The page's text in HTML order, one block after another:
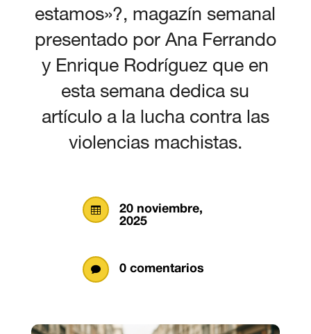
estamos»?, magazín semanal
presentado por Ana Ferrando
y Enrique Rodríguez que en
esta semana dedica su
artículo a la lucha contra las
violencias machistas.

20 noviembre,
2025
 0 comentarios